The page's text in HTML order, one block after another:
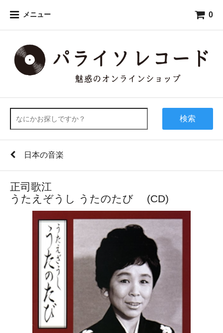
メニュー 0
検索
日本の音楽
正司歌江
うたえぞうし うたのたび (CD)